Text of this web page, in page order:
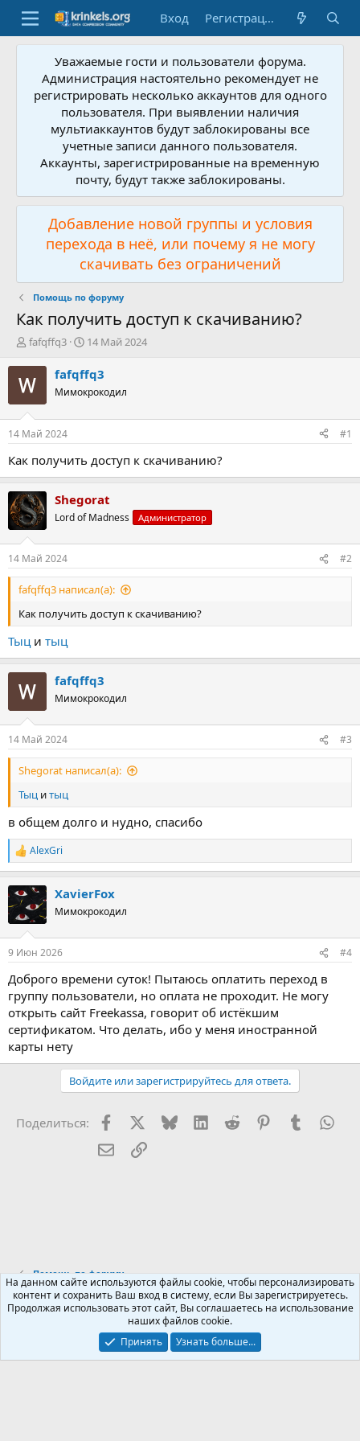
Вход Регистрация
Уважаемые гости и пользователи форума.
Администрация настоятельно рекомендует не
регистрировать несколько аккаунтов для одного
пользователя. При выявлении наличия
мультиаккаунтов будут заблокированы все
учетные записи данного пользователя.
Аккаунты, зарегистрированные на временную
почту, будут также заблокированы.
Добавление новой группы и условия
перехода в неё, или почему я не могу
скачивать без ограничений
Помощь по форуму
Как получить доступ к скачиванию?
А
т
о
т
е
м
ы
fafqffq3
Д
т
н
а
а
14 Май 2024
fafqffq3
Мимокрокодил
14 Май 2024 #1
Как получить доступ к скачиванию?
Shegorat
Lord of Madness Администратор
14 Май 2024 #2
fafqffq3 написал(а):
Как получить доступ к скачиванию?
Тыц и тыц
fafqffq3
Мимокрокодил
14 Май 2024 #3
Shegorat написал(а):
Тыц итыц
в общем долго и нудно, спасибо
Р
е
к
ц
и
AlexGri
XavierFox
Мимокрокодил
9 Июн 2026 #4
Доброго времени суток! Пытаюсь оплатить переход в
группу пользователи, но оплата не проходит. Не могу
открыть сайт Freekassa, говорит об истёкшим
сертификатом. Что делать, ибо у меня иностранной
карты нету
Войдите или зарегистрируйтесь для ответа.
Поделиться: FacebookX (Twitter)
BlueskyLinkedInReddit PinterestTumblr
Электронная почта
Ссылка
Помощь по форуму
Russian (RU)
Условия и правила
Политика конфиденциальности
Помощь
На данном сайте используются файлы cookie, чтобы персонализировать
контент и сохранить Ваш вход в систему, если Вы зарегистрируетесь.
Продолжая использовать этот сайт, Вы соглашаетесь на использование
наших файлов cookie.
Принять
Узнать больше...